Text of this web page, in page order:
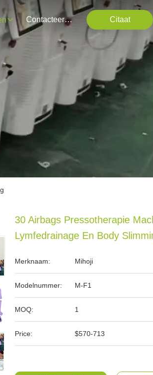
Contacteer Ons Citaat
30 Airbags Pressotherapie
Lymfedrainage En Body
Merknaam: Mihoji
Modelnummer: M-F1
MOQ: 1
Price: $570-713